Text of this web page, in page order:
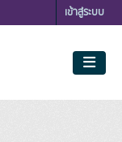
เข้าสู่ระบบ